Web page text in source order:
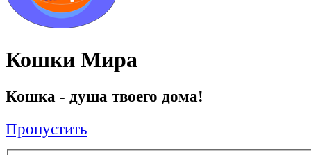
Кошки Мира
Кошка - душа твоего дома!
Пропустить